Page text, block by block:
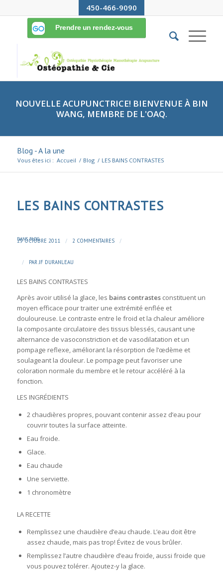
450-466-9090
NOUVELLE ACUPUNCTRICE! BIENVENUE À BIN
WANG, MEMBRE DE L'OAQ.
Blog - A la une
Vous êtes ici : Accueil / Blog / LES BAINS CONTRASTES
LES BAINS CONTRASTES
29 OCTOBRE 2011 / 2 COMMENTAIRES /
DANSBLOG
/ PAR JF DURANLEAU
LES BAINS CONTRASTES
Après avoir utilisé la glace, les bains contrastesconstituent un
moyen efficace pour traiter une extrémité enflée et
douloureuse. Le contraste entre le froid et la chaleur améliore
la composante circulatoire des tissus blessés, causant une
alternance de vasoconstriction et de vasodilatation et un
pompage reflexe, améliorant la résorption de l’œdème et
soulageant la douleur. Le pompage peut favoriser une
coloration normale du membre et le retour accéléré à la
fonction.
LES INGRÉDIENTS
2 chaudières propres, pouvant contenir assez d’eau pour
couvrir toutes la surface atteinte.
Eau froide.
Glace.
Eau chaude
Une serviette.
1 chronomètre
LA RECETTE
Remplissez une chaudière d’eau chaude. L’eau doit être
assez chaude, mais pas trop! Évitez de vous brûler.
Remplissez l’autre chaudière d’eau froide, aussi froide que
vous pouvez tolérer. Ajoutez-y la glace.